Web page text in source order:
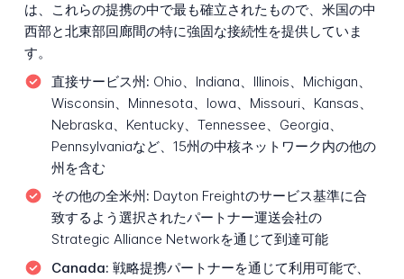
は、これらの提携の中で最も確立されたもので、米国の中
西部と北東部回廊間の特に強固な接続性を提供していま
す。
直接サービス州: Ohio、Indiana、Illinois、Michigan、
Wisconsin、Minnesota、Iowa、Missouri、Kansas、
Nebraska、Kentucky、Tennessee、Georgia、
Pennsylvaniaなど、15州の中核ネットワーク内の他の
州を含む
その他の全米州: Dayton Freightのサービス基準に合
致するよう選択されたパートナー運送会社の
Strategic Alliance Networkを通じて到達可能
Canada: 戦略提携パートナーを通じて利用可能で、